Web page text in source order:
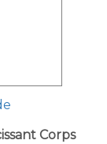
Corps